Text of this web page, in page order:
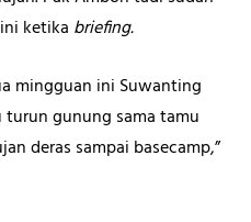
ketika briefing.
mingguan ini Suwanting
gunung sama tamu
deras sampai basecamp,”